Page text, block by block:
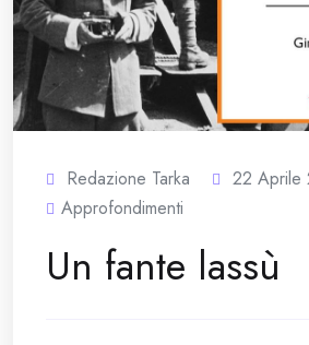
Redazione Tarka
22 Aprile
Approfondimenti
Un fante lassù